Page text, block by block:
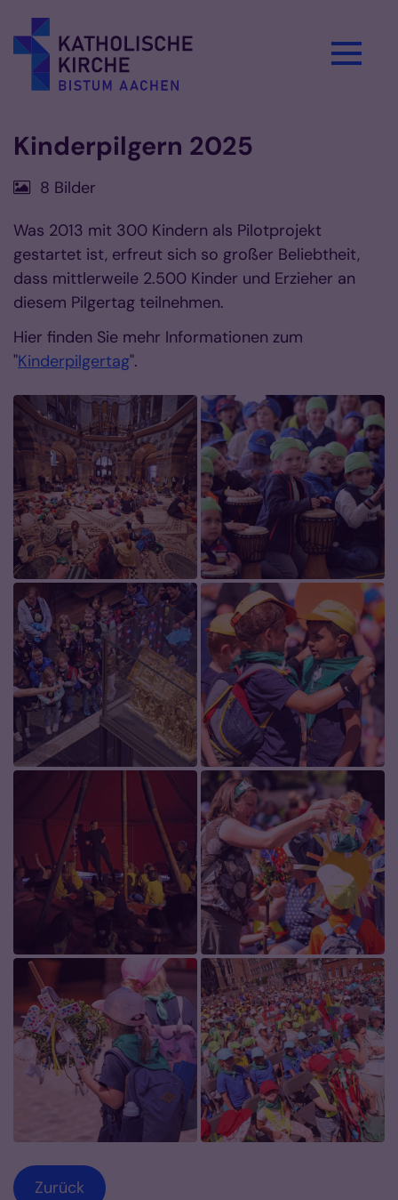
Kinderpilgern 2025
8 Bilder
Was 2013 mit 300 Kindern als Pilotprojekt
gestartet ist, erfreut sich so großer Beliebtheit,
dass mittlerweile 2.500 Kinder und Erzieher an
diesem Pilgertag teilnehmen.
Hier finden Sie mehr Informationen zum
"Kinderpilgertag".
Zurück